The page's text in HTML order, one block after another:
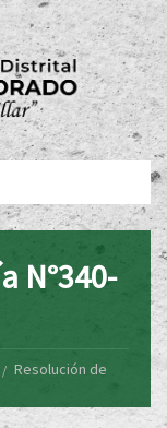
N°340-
Resolución de